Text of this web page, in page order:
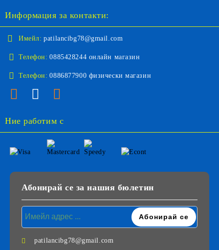
Информация за контакти:
Имейл: patilancibg78@gmail.com
Телефон: 0885428244 онлайн магазин
Телефон: 0886877900 физически магазин
Ние работим с
Абонирай се за нашия бюлетин
patilancibg78@gmail.com